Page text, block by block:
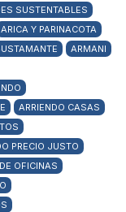
SUSTENTABLES
ARICA Y PARINACOTA
ARMANI
ARRIENDO CASAS
PRECIO JUSTO
OFICINAS